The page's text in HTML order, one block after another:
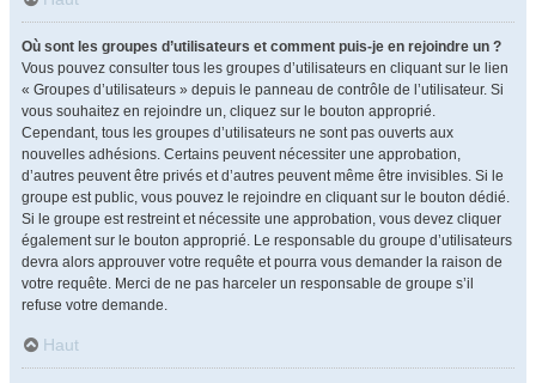
Où sont les groupes d’utilisateurs et comment puis-je en rejoindre un ?
Vous pouvez consulter tous les groupes d’utilisateurs en cliquant sur le lien
« Groupes d’utilisateurs » depuis le panneau de contrôle de l’utilisateur. Si
vous souhaitez en rejoindre un, cliquez sur le bouton approprié.
Cependant, tous les groupes d’utilisateurs ne sont pas ouverts aux
nouvelles adhésions. Certains peuvent nécessiter une approbation,
d’autres peuvent être privés et d’autres peuvent même être invisibles. Si le
groupe est public, vous pouvez le rejoindre en cliquant sur le bouton dédié.
Si le groupe est restreint et nécessite une approbation, vous devez cliquer
également sur le bouton approprié. Le responsable du groupe d’utilisateurs
devra alors approuver votre requête et pourra vous demander la raison de
votre requête. Merci de ne pas harceler un responsable de groupe s’il
refuse votre demande.
Haut